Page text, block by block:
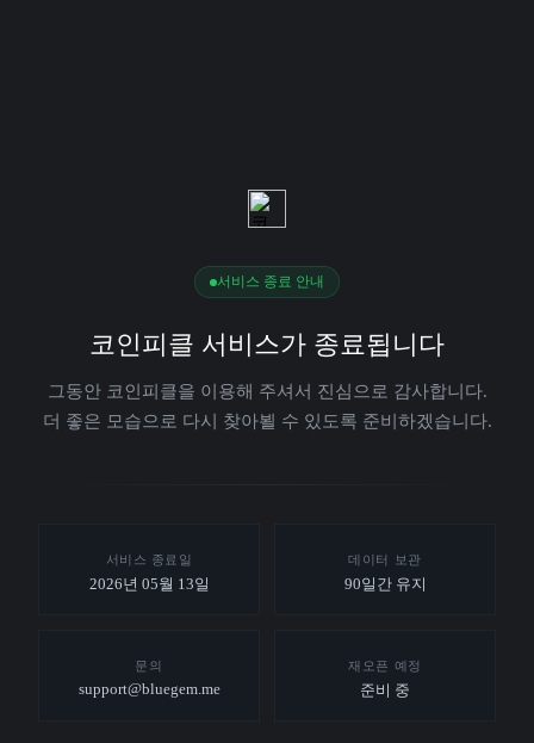
서비스 종료 안내
코인피클 서비스가 종료됩니다
그동안 코인피클을 이용해 주셔서 진심으로 감사합니다.
더 좋은 모습으로 다시 찾아뵐 수 있도록 준비하겠습니다.
서비스 종료일
2026년 05월 13일
데이터 보관
90일간 유지
문의
support@bluegem.me
재오픈 예정
준비 중